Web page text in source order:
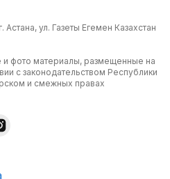
ул. Газеты Егемен Казахстан
фото материалы, размещенные на
с законодательством Республики
и смежных правах